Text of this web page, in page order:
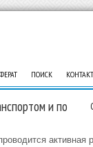
ПОИСК
и по
активная